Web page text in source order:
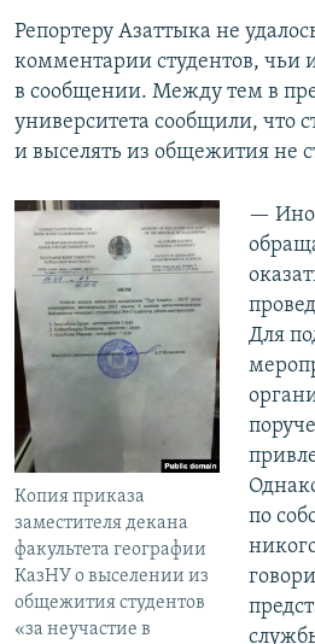
Репортеру Азаттыка не
комментарии студентов, чьи
в сообщении. Между тем в
университета сообщили, что
и выселять из общежития не
Копия приказа
заместителя декана
факультета географии
КазНУ о выселении из
общежития студентов
«за неучастие в
—
Для
по